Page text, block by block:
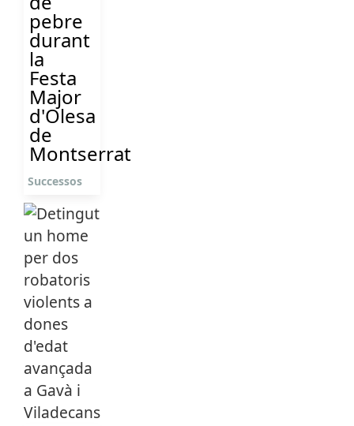
pebre
durant
la
Festa
Major
d'Olesa
de
Montserrat
Successos